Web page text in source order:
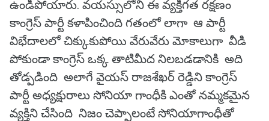
ఉండిపోయారు. వయస్సులోని ఈ వ్యక్తిగత రక్షణం
కాంగ్రెస్ పార్టీ కళాపించింది గతంలో లాగా ఆ పార్టీ
విభేదాలలో చిక్కుకుపోయి వేరువేరు మోకాలుగా వీడి
పోకుండా కాంగ్రెస్ ఒక్క తాటిమీద నిలబడడానికి అది
తోడ్పడింది అలాగే వైయస్ రాజశేఖర్ రెడ్డిని కాంగ్రెస్
పార్టీ అధ్యక్షురాలు సోనియా గాంధీకి ఎంతో నమ్మకమైన
వ్యక్తిని చేసింది నిజం చెప్పాలంటే సోనియాగాంధీతో